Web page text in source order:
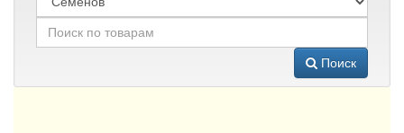
Поиск